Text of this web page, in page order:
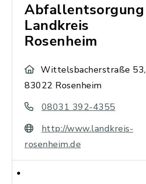
Abfallentsorgung
Landkreis
Rosenheim
Wittelsbacherstraße 53,
83022 Rosenheim
08031 392-4355
http://www.landkreis-
rosenheim.de